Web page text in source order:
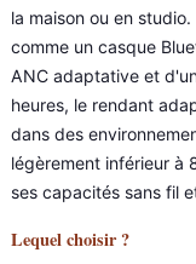
la maison ou en
comme un casque
ANC adaptative et
heures, le rendant
dans des
légèrement inférieur à
ses capacités sans fil
Lequel choisir ?